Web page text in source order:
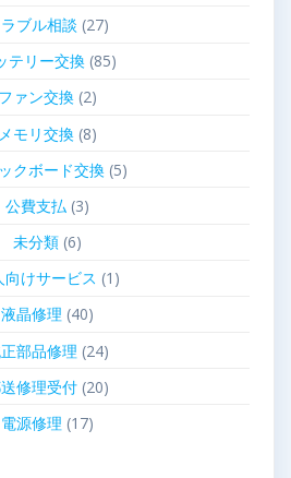
ラブル相談 (27)
テリー交換(85)
ファン交換(2)
メモリ交換(8)
クボード交換(5)
公費支払(3)
未分類(6)
向けサービス (1)
液晶修理 (40)
部品修理 (24)
修理受付(20)
電源修理 (17)